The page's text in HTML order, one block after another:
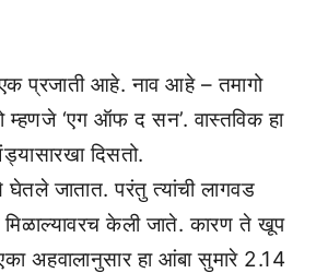
प्रजाती आहे. नाव आहे – तमागो
म्हणजे ‘एग ऑफ द सन’. वास्तविक हा
दिसतो.
जातात. परंतु त्यांची लागवड
केली जाते. कारण ते खूप
अहवालानुसार हा आंबा सुमारे 2.14